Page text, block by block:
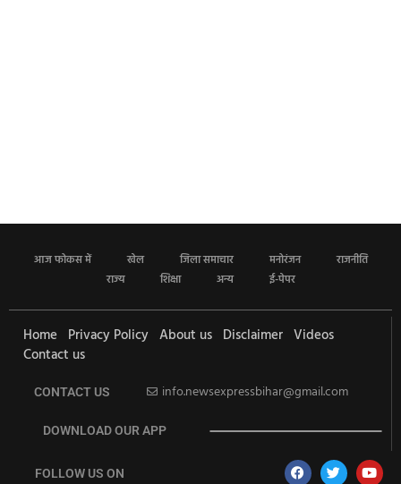
आज फोकस में खेल जिला समाचार मनोरंजन
राजनीति
राज्य
शिक्षा अन्य ई-पेपर
Home Privacy Policy About us Disclaimer Videos
Contact us
CONTACT US info.newsexpressbihar@gmail.com
DOWNLOAD OUR APP
FOLLOW US ON